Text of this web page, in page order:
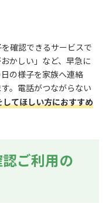
確認できるサービスで
かしい」など、早急に
の様子を家族へ連絡
。電話がつながらない
てほしい方におすすめ
ご利用の